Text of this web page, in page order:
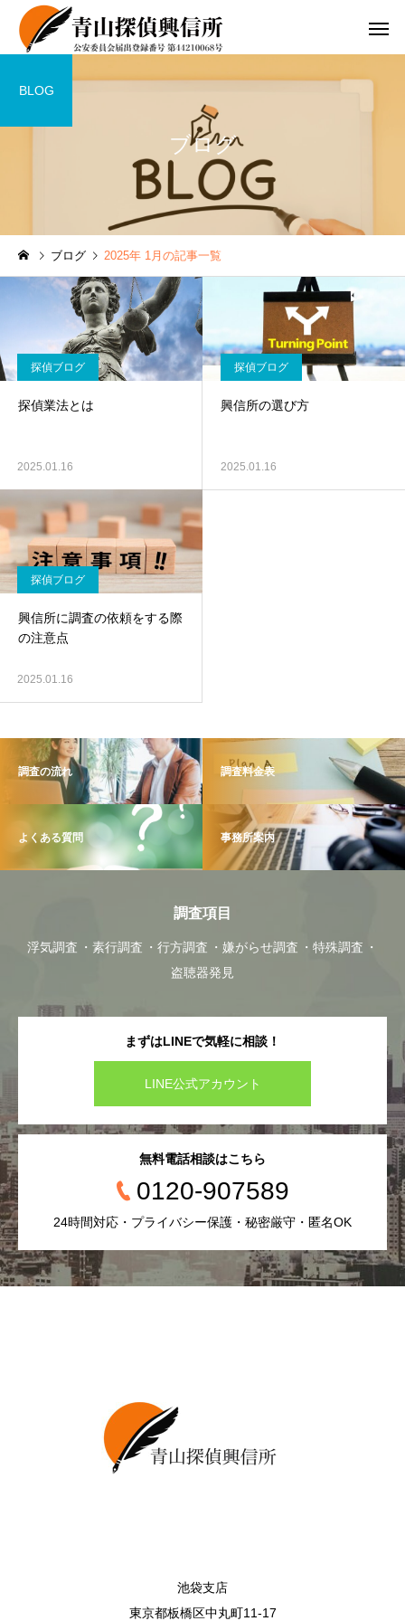
ブログ
BLOG
ブログ 2025年 1月の記事一覧
探偵ブログ
探偵業法とは
2025.01.16
探偵ブログ
興信所の選び方
2025.01.16
探偵ブログ
興信所に調査の依頼をする際
の注意点
2025.01.16
調査の流れ 調査料金表
よくある質問 事務所案内
調査項目
浮気調査 素行調査 行方調査 嫌がらせ調査
特殊調査
盗聴器発見
まずはLINEで気軽に相談！
LINE公式アカウント
無料電話相談はこちら
0120-907589
24時間対応・プライバシー保護・秘密厳守・匿名OK
池袋支店
東京都板橋区中丸町11-17